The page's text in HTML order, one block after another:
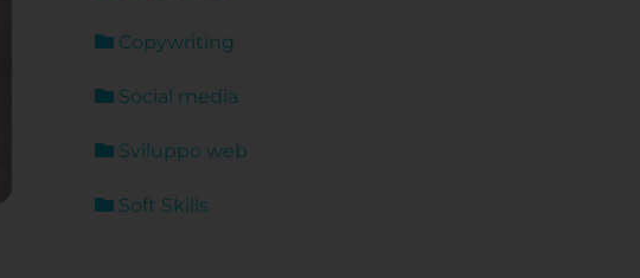
Copywriting
Social media
Sviluppo web
Soft Skills